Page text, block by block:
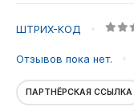
могут
находиться
50
и
ШТРИХ-КОД
Отзывов пока нет.
ПАРТНЁРСКАЯ ССЫЛКА